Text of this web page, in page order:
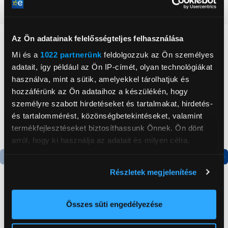
Az Ön adatainak felelősségteljes felhasználása
Mi és a 1022 partnerünk feldolgozzuk az Ön személyes
adatait, így például az Ön IP-címét, olyan technológiákat
használva, mint a sütik, amelyekkel tárolhatjuk és
hozzáférünk az Ön adataihoz a készülékén, hogy
személyre szabott hirdetéseket és tartalmakat, hirdetés-
és tartalommérést, közönségbetekintéseket, valamint
termékfejlesztéseket biztosíthassunk Önnek. Ön dönt
arról, hogy ki használja az adatait és milyen célra.
elhelyezkedéséről pár méteres pontossággal
Az Ön készülékén beazonosítása annak konkrét
Részletek megjelenítése
Összes süti engedélyezése
Részletes ismertető
Neked ajánljuk
Gorenje NRS8182KX Side
Termék adatlap
Gorenje RK4182PW4